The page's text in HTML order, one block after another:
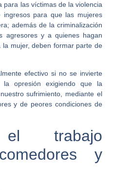
para las víctimas de la violencia
ingresos para que las mujeres
además de la criminalización
agresores y a quienes hagan
mujer, deben formar parte de
efectivo si no se invierte
opresión exigiendo que la
sufrimiento, mediante el
y de peores condiciones de
el trabajo
y